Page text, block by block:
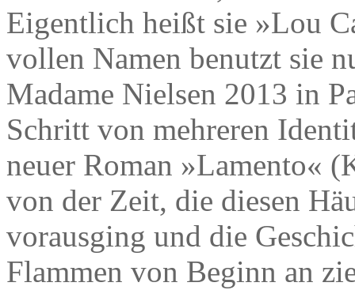
Eigentlich heißt sie »Lou
vollen Namen benutzt sie
Madame Nielsen 2013 in
Schritt von mehreren
neuer Roman »Lamento«
von der Zeit, die diesen
vorausging und die
Flammen von Beginn an